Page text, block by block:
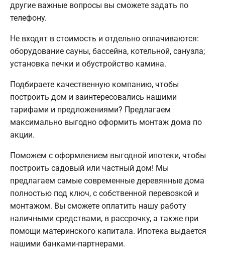
другие важные вопросы вы сможете задать по
телефону.
Не входят в стоимость и отдельно оплачиваются:
оборудование сауны, бассейна, котельной, санузла;
установка печки и обустройство камина.
Подбираете качественную компанию, чтобы
построить дом и заинтересовались нашими
тарифами и предложениями? Предлагаем
максимально выгодно оформить монтаж дома по
акции.
Поможем с оформлением выгодной ипотеки, чтобы
построить садовый или частный дом! Мы
предлагаем самые современные деревянные дома
полностью под ключ, с собственной перевозкой и
монтажом. Вы сможете оплатить нашу работу
наличными средствами, в рассрочку, а также при
помощи материнского капитала. Ипотека выдается
нашими банками-партнерами.